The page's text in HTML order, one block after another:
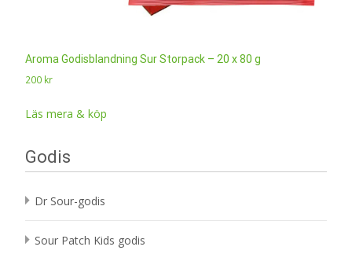
Aroma Godisblandning Sur Storpack – 20 x 80 g
200 kr
Läs mera & köp
Godis
Dr Sour-godis
Sour Patch Kids godis